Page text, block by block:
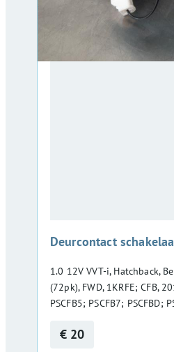
Deurcontact
1.0 12V VVT-i, Hatchback,
(72pk), FWD, 1KRFE; CFB,
PSCFB5; PSCFB7; PSCFBD;
€ 20